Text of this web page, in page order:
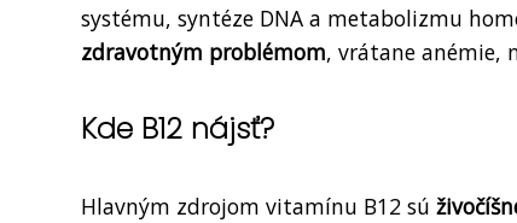
systému, syntéze DNA a metabolizmu
zdravotným problémom, vrátane anémie,
Kde B12 nájsť?
Hlavným zdrojom vitamínu B12 sú